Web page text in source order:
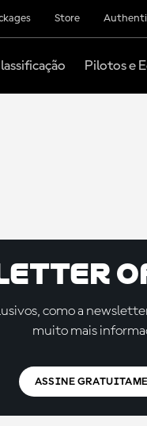
Store
Pilotos e
como a
muito mais
ASSINE